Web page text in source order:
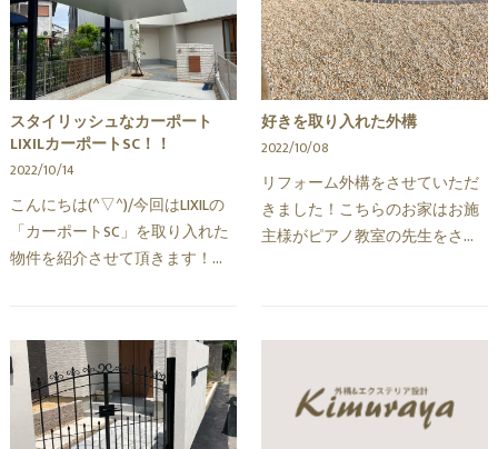
スタイリッシュなカーポート
LIXILカーポートSC！！
2022/10/14
こんにちは(^▽^)/今回はLIXILの
「カーポートSC」を取り入れた
物件を紹介させて頂きます！カ
ートという半透明の屋根が主流
でしたが、最近人気が上昇して
いるこちらの商品は柱…
好きを取り入れた外構
2022/10/08
リフォーム外構をさせていただ
きました！こちらのお家はお施
主様がピアノ教室の先生をされ
板を使用し、白鍵の部…